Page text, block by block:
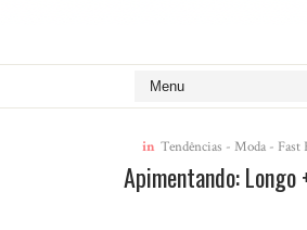
in Tendências - Moda - Fast
Apimentando: Longo